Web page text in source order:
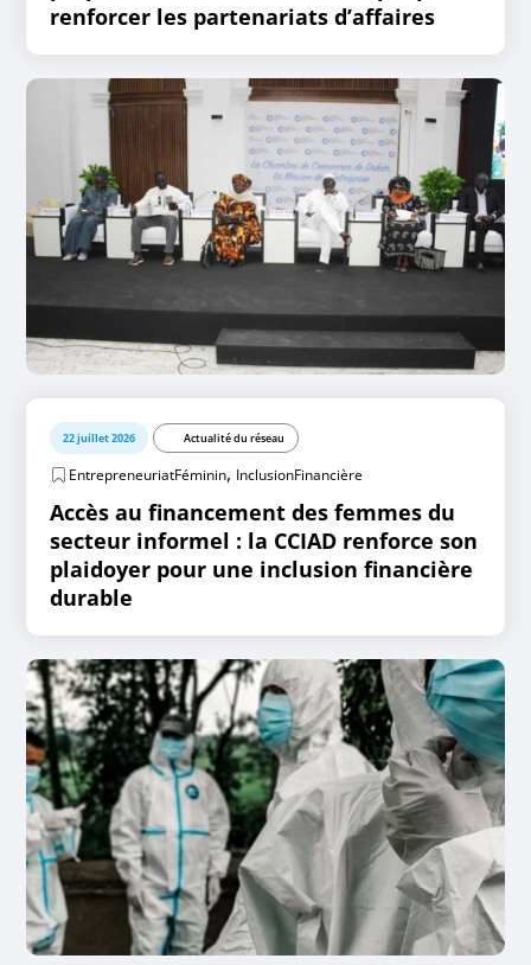
renforcer les partenariats d’affaires
22 juillet 2026 Actualité du réseau
EntrepreneuriatFéminin, InclusionFinancière
Accès au financement des femmes du
secteur informel : la CCIAD renforce son
plaidoyer pour une inclusion financière
durable